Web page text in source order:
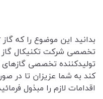
تخصصی شرکت تکنیکال گاز
کند به شما عزیزان تا در
اقدامات لازم را مبذول